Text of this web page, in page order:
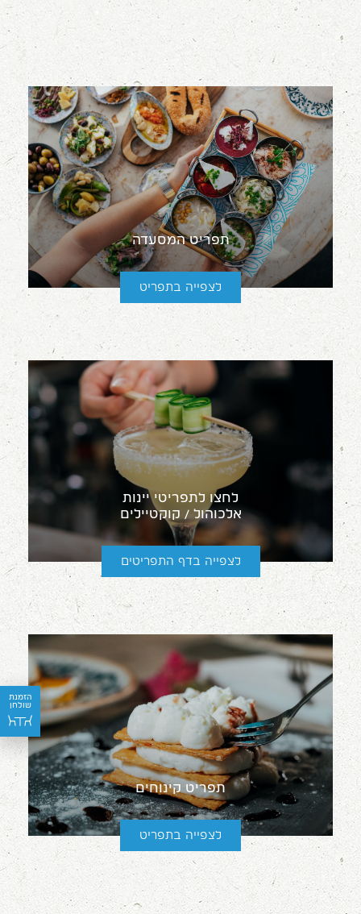
תפריט המסעדה
לצפייה בתפריט
לחצו לתפריטי יינות
אלכוהול / קוקטיילים
לצפייה בדף התפריטים
תפריט קינוחים
לצפייה בתפריט
הזמנת
שולחן